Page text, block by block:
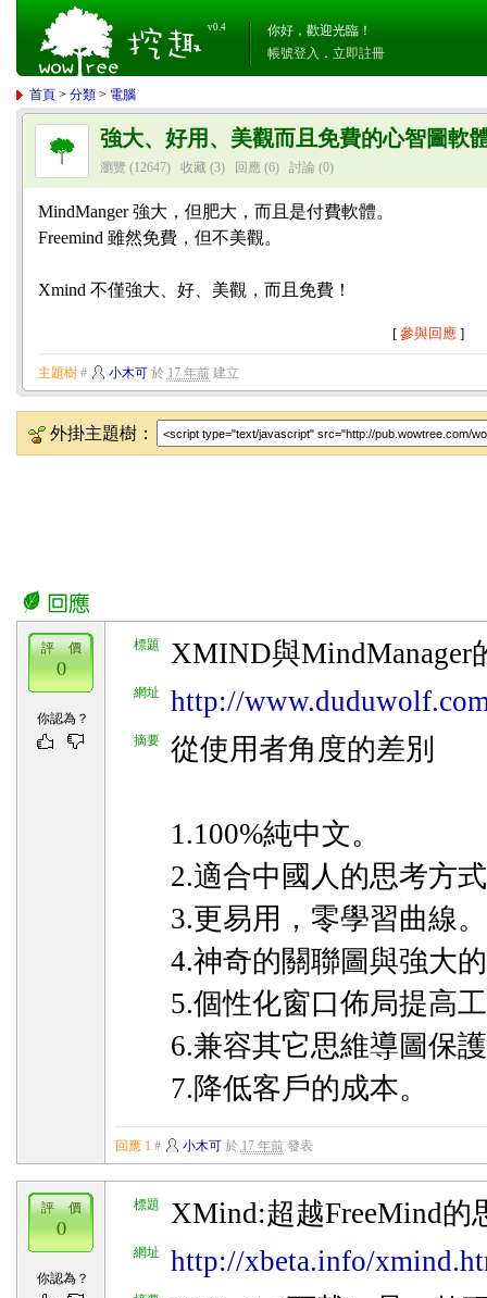
v0.4
你好，歡迎光臨！
帳號登入 ． 立即註冊
首頁 >分類 > 電腦
強大、好用、美觀而且免費的心智圖軟
瀏覽 (12647) 收藏 (3) 回應 (6) 討論 (0)
MindManger 強大，但肥大，而且是付費軟體。
Freemind 雖然免費，但不美觀。
Xmind 不僅強大、好、美觀，而且免費！
[ 參與回應]
主題樹 # 小木可於 17 年前建立
外掛主題樹：
標題 XMIND與MindManager
網址 http://
摘要 從使用者角度的差別
1.100%純中文。
2.適合中國人的思考方
3.更易用，零學習曲線。
4.神奇的關聯圖與強大
5.個性化窗口佈局提高
6.兼容其它思維導圖保
7.降低客戶的成本。
評 價
0
你認為？
回應 1 # 小木可於 17 年前發表
標題 XMind:超越FreeMind的
網址 http://xbeta.info/
評 價
0
你認為？